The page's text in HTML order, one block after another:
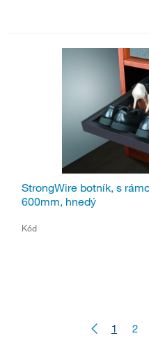
StrongWire botník, s
600mm, hnedý
Kód
1 2